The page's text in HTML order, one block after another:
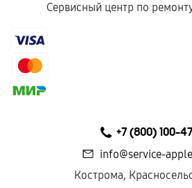
Сервисный центр по
+7 (800) 100-
info@service-
Кострома,